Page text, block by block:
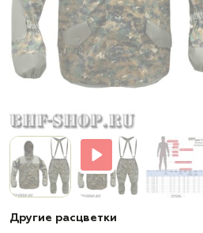
Другие расцветки